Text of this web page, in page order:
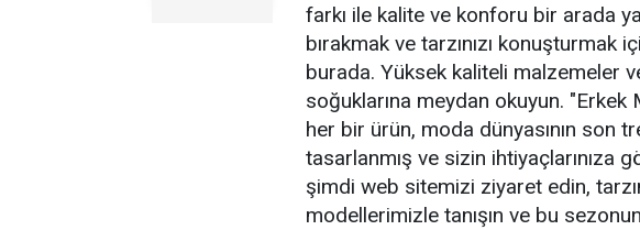
farkı ile kalite ve konforu bir arada
bırakmak ve tarzınızı konuşturmak
burada. Yüksek kaliteli malzemeler
soğuklarına meydan okuyun.
her bir ürün, moda dünyasının son
tasarlanmış ve sizin ihtiyaçlarınıza
şimdi web sitemizi ziyaret edin,
modellerimizle tanışın ve bu